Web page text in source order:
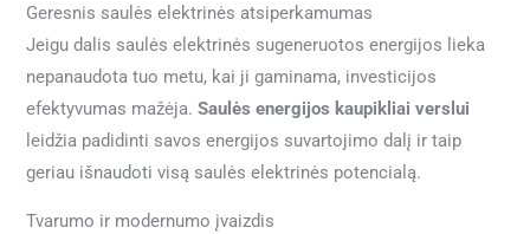
Geresnis saulės elektrinės atsiperkamumas
Jeigu dalis saulės elektrinės sugeneruotos energijos lieka
nepanaudota tuo metu, kai ji gaminama, investicijos
efektyvumas mažėja.Saulės energijos kaupikliai verslui
leidžia padidinti savos energijos suvartojimo dalį ir taip
geriau išnaudoti visą saulės elektrinės potencialą.
Tvarumo ir modernumo įvaizdis